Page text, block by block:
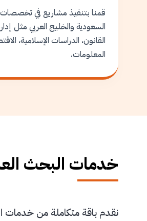
قمنا بتنفيذ مشاريع في تخصصات
السعودية والخليج العربي مثل
القانون، الدراسات الإسلامية،
المعلومات.
خدمات البحث
نقدم باقة متكاملة من خدمات